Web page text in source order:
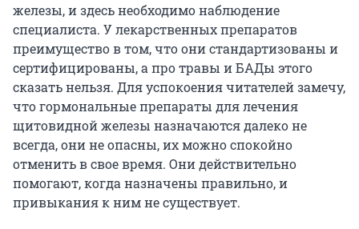
железы, и здесь необходимо наблюдение
специалиста. У лекарственных препаратов
преимущество в том, что они стандартизованы и
сертифицированы, а про травы и БАДы этого
сказать нельзя. Для успокоения читателей замечу,
что гормональные препараты для лечения
щитовидной железы назначаются далеко не
всегда, они не опасны, их можно спокойно
отменить в свое время. Они действительно
помогают, когда назначены правильно, и
привыкания к ним не существует.